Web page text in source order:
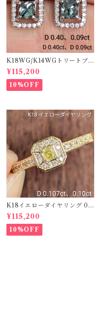
K18WG/K14WGトリートブ
ルーダイヤピアス 【PRO20
8939】
¥115,200
10%OFF
K18イエローダイヤリング 0.1
07ct D 0.10ct【PRO20878
1】
¥115,200
10%OFF